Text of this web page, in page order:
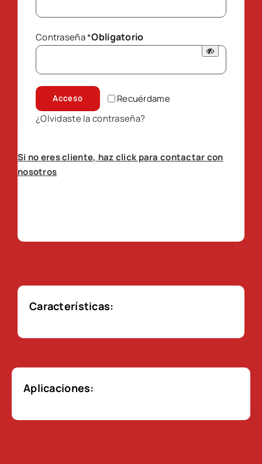
Contraseña*Obligatorio
Recuérdame
Acceso
¿Olvidaste la contraseña?
Si no eres cliente, haz click para contactar con
nosotros
Características:
Aplicaciones: